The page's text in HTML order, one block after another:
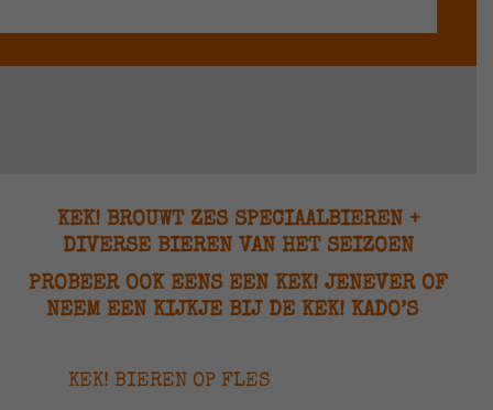
KEK! BROUWT ZES SPECIAALBIEREN +
DIVERSE BIEREN VAN HET SEIZOEN
PROBEER OOK EENS EEN KEK! JENEVER OF
NEEM EEN KIJKJE BIJ DE KEK! KADO’S
KEK! BIEREN OP FLES